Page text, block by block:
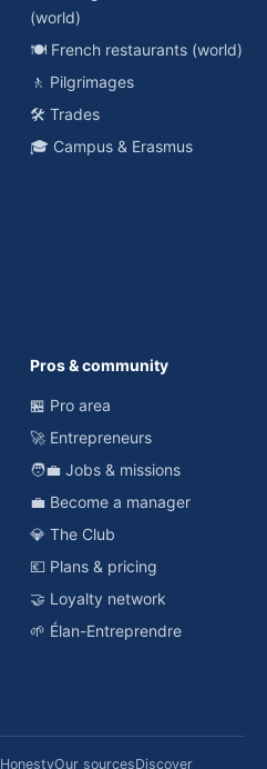
(world)
🍽️ French restaurants (world)
🚶 Pilgrimages
🛠️ Trades
🎓 Campus & Erasmus
Pros & community
🏪 Pro area
🚀 Entrepreneurs
🧑‍💼 Jobs & missions
💼 Become a manager
💎 The Club
💶 Plans & pricing
🤝 Loyalty network
🌱 Élan-Entreprendre
HonestyOur sourcesDiscover